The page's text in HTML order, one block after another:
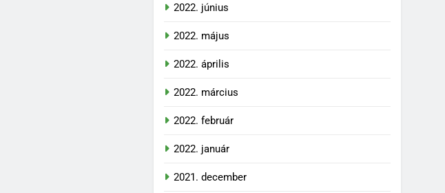
2022. június
2022. május
2022. április
2022. március
2022. február
2022. január
2021. december